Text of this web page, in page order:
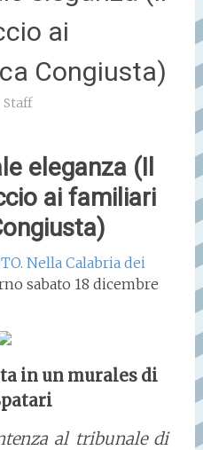
ai
Congiusta)
Staff
eleganza (Il
ai familiari
Nella Calabria dei
sabato 18 dicembre
in un murales di
al tribunale di